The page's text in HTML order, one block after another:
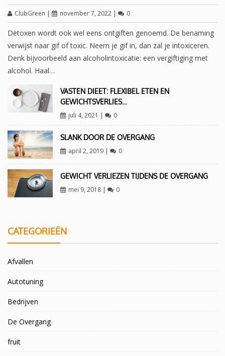
ClubGreen | november 7, 2022 | 0
Detoxen wordt ook wel eens ontgiften genoemd. De benaming
verwijst naar gif of toxic. Neem je gif in, dan zal je intoxiceren.
Denk bijvoorbeeld aan alcoholintoxicatie: een vergiftiging met
alcohol. Haal…
VASTEN DIEET: FLEXIBEL ETEN EN
GEWICHTSVERLIES…
juli 4, 2021 | 0
SLANK DOOR DE OVERGANG
april 2, 2019| 0
GEWICHT VERLIEZEN TIJDENS DE OVERGANG
mei 9, 2018| 0
CATEGORIEËN
Afvallen
Autotuning
Bedrijven
De Overgang
fruit